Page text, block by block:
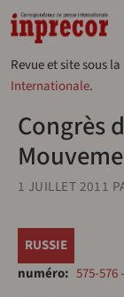
Aller au contenu
Revue et site sous
Internationale.
Congrès
1 JUILLET 2011
RUSSIE
numéro
575-